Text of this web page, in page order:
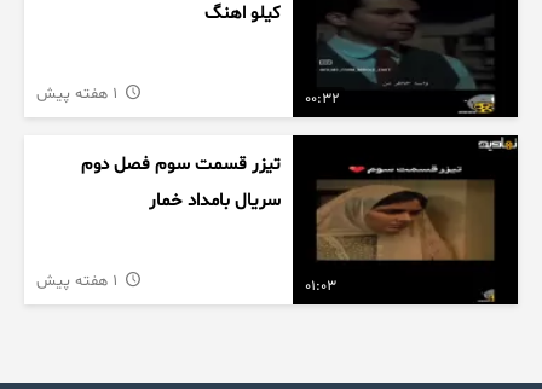
00:32
کیلو اهنگ
01:03
تیزر قسمت سوم فصل دوم
سریال بامداد خمار